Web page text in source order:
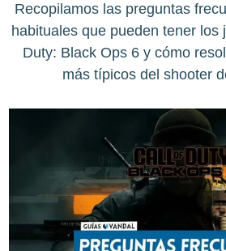
Recopilamos las preguntas
habituales que pueden tener los
Duty: Black Ops 6 y cómo
más típicos del shooter